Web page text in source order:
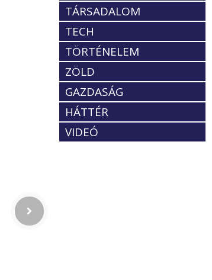
TÁRSADALOM
TECH
TÖRTÉNELEM
ZÖLD
GAZDASÁG
HÁTTÉR
VIDEÓ